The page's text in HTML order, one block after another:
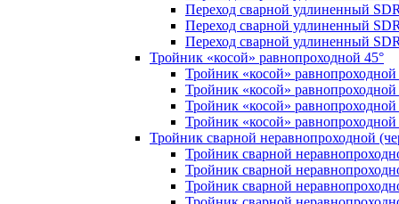
Переход сварной удлиненный
Переход сварной удлиненный
Переход сварной удлиненный
Тройник «косой» равнопроходной 45°
Тройник «косой» равнопроходной
Тройник «косой»
Тройник «косой» равнопроходной
Тройник «косой» равнопроходной
Тройник сварной неравнопроходной
Тройник сварной
Тройник сварной
Тройник сварной